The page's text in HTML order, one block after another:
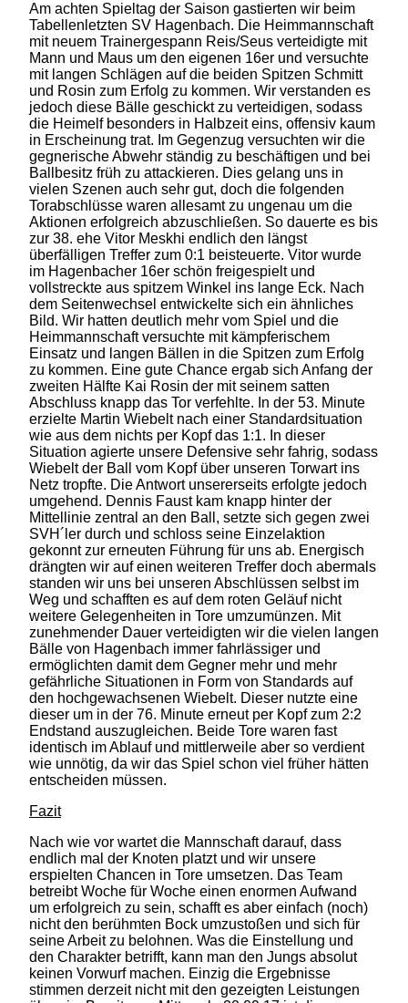
Am achten Spieltag der Saison gastierten wir beim
Tabellenletzten SV Hagenbach. Die Heimmannschaft
mit neuem Trainergespann Reis/Seus verteidigte mit
Mann und Maus um den eigenen 16er und versuchte
mit langen Schlägen auf die beiden Spitzen Schmitt
und Rosin zum Erfolg zu kommen. Wir verstanden es
jedoch diese Bälle geschickt zu verteidigen, sodass
die Heimelf besonders in Halbzeit eins, offensiv kaum
in Erscheinung trat. Im Gegenzug versuchten wir die
gegnerische Abwehr ständig zu beschäftigen und bei
Ballbesitz früh zu attackieren. Dies gelang uns in
vielen Szenen auch sehr gut, doch die folgenden
Torabschlüsse waren allesamt zu ungenau um die
Aktionen erfolgreich abzuschließen. So dauerte es bis
zur 38. ehe Vitor Meskhi endlich den längst
überfälligen Treffer zum 0:1 beisteuerte. Vitor wurde
im Hagenbacher 16er schön freigespielt und
vollstreckte aus spitzem Winkel ins lange Eck. Nach
dem Seitenwechsel entwickelte sich ein ähnliches
Bild. Wir hatten deutlich mehr vom Spiel und die
Heimmannschaft versuchte mit kämpferischem
Einsatz und langen Bällen in die Spitzen zum Erfolg
zu kommen. Eine gute Chance ergab sich Anfang der
zweiten Hälfte Kai Rosin der mit seinem satten
Abschluss knapp das Tor verfehlte. In der 53. Minute
erzielte Martin Wiebelt nach einer Standardsituation
wie aus dem nichts per Kopf das 1:1. In dieser
Situation agierte unsere Defensive sehr fahrig, sodass
Wiebelt der Ball vom Kopf über unseren Torwart ins
Netz tropfte. Die Antwort unsererseits erfolgte jedoch
umgehend. Dennis Faust kam knapp hinter der
Mittellinie zentral an den Ball, setzte sich gegen zwei
SVH´ler durch und schloss seine Einzelaktion
gekonnt zur erneuten Führung für uns ab. Energisch
drängten wir auf einen weiteren Treffer doch abermals
standen wir uns bei unseren Abschlüssen selbst im
Weg und schafften es auf dem roten Geläuf nicht
weitere Gelegenheiten in Tore umzumünzen. Mit
zunehmender Dauer verteidigten wir die vielen langen
Bälle von Hagenbach immer fahrlässiger und
ermöglichten damit dem Gegner mehr und mehr
gefährliche Situationen in Form von Standards auf
den hochgewachsenen Wiebelt. Dieser nutzte eine
dieser um in der 76. Minute erneut per Kopf zum 2:2
Endstand auszugleichen. Beide Tore waren fast
identisch im Ablauf und mittlerweile aber so verdient
wie unnötig, da wir das Spiel schon viel früher hätten
entscheiden müssen.
Fazit
Nach wie vor wartet die Mannschaft darauf, dass
endlich mal der Knoten platzt und wir unsere
erspielten Chancen in Tore umsetzen. Das Team
betreibt Woche für Woche einen enormen Aufwand
um erfolgreich zu sein, schafft es aber einfach (noch)
nicht den berühmten Bock umzustoßen und sich für
seine Arbeit zu belohnen. Was die Einstellung und
den Charakter betrifft, kann man den Jungs absolut
keinen Vorwurf machen. Einzig die Ergebnisse
stimmen derzeit nicht mit den gezeigten Leistungen